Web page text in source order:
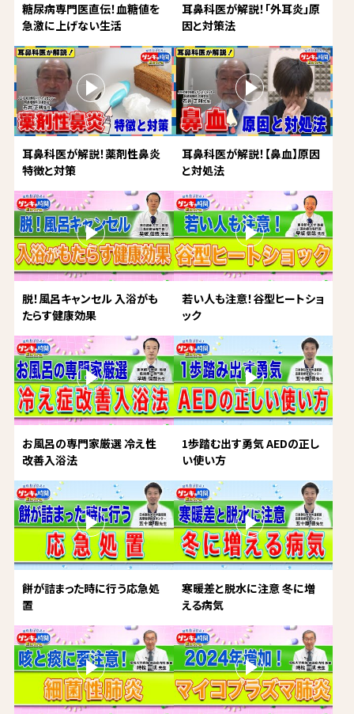
糖尿病専門医直伝！血糖値を
急激に上げない生活
耳鼻科医が解説！「外耳炎」原
因と対策法
耳鼻科医が解説！薬剤性鼻炎
特徴と対策
耳鼻科医が解説！【鼻血】原因
と対処法
脱！風呂キャンセル 入浴がも
たらす健康効果
若い人も注意！谷型ヒートショ
ック
お風呂の専門家厳選 冷え性
改善入浴法
1歩踏む出す勇気 AEDの正し
い使い方
餅が詰まった時に行う応急処
置
寒暖差と脱水に注意 冬に増
える病気